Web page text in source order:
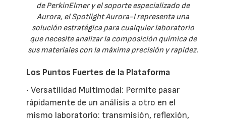
de PerkinElmer y el soporte especializado de
Aurora, el Spotlight Aurora-I representa una
solución estratégica para cualquier laboratorio
que necesite analizar la composición química de
sus materiales con la máxima precisión y rapidez.
Los Puntos Fuertes de la Plataforma
• Versatilidad Multimodal: Permite pasar
rápidamente de un análisis a otro en el
mismo laboratorio: transmisión, reflexión,